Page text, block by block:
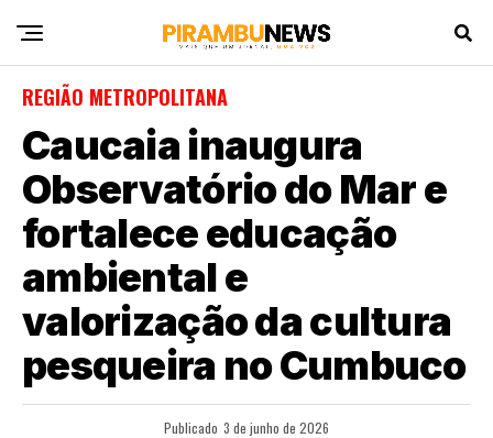
REGIÃO METROPOLITANA
Caucaia inaugura
Observatório do Mar e
fortalece educação
ambiental e
valorização da cultura
pesqueira no Cumbuco
Publicado 3 de junho de 2026